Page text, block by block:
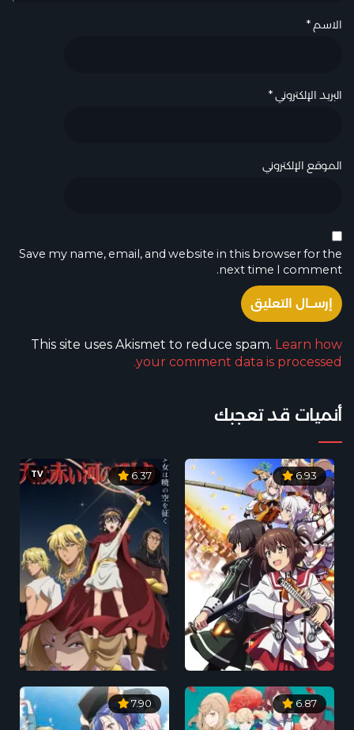
الاسم *
البريد الإلكتروني*
الموقع الإلكتروني
Save my name, email, and website in this browser for the
next time I comment.
This site uses Akismet to reduce spam. Learn how
your comment data is processed.
أنميات قد تعجبك
6.93
6.37
TV
6.87
7.90